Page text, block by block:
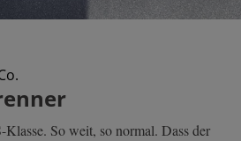
Klasse. So weit, so normal. Dass der